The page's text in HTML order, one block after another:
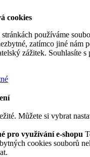
cookies
používáme
zatímco jiné nám
zážitek. Souhlasíte s
Můžete si vybrat
pro využívání e-shopu
cookies souborů